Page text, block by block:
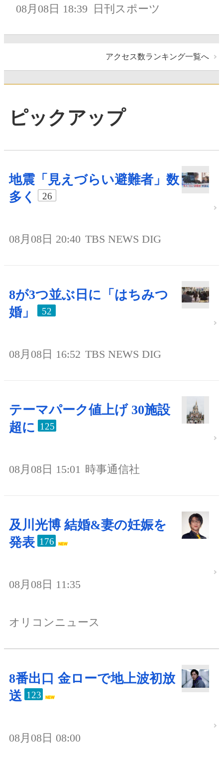
08月08日 18:39 日刊スポーツ
アクセス数ランキング一覧へ
ピックアップ
地震「見えづらい避難者」数
多く
26
08月08日 20:40 TBS NEWS DIG
8が3つ並ぶ日に「はちみつ
婚」
52
08月08日 16:52 TBS NEWS DIG
テーマパーク値上げ 30施設
超に 125
08月08日 15:01 時事通信社
及川光博 結婚&妻の妊娠を
発表 176
08月08日 11:35
オリコンニュース
8番出口 金ローで地上波初放
送 123
08月08日 08:00